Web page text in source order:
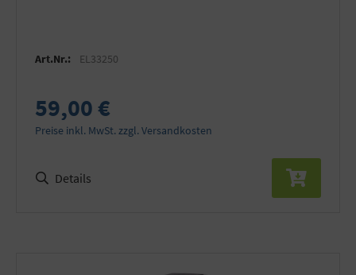
Art.Nr.: EL33250
59,00 €
Preise inkl. MwSt. zzgl. Versandkosten
Details